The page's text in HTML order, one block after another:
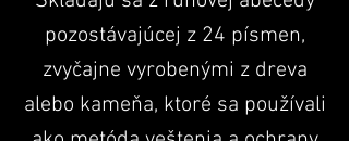
pozostávajúcej z 24 písmen,
zvyčajne vyrobenými z dreva
alebo kameňa, ktoré sa používali